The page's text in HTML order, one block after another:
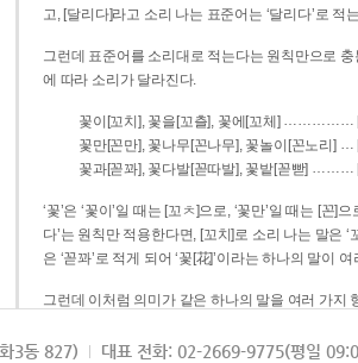
고, [달리다]라고 소리 나는 표준어는 ‘달리다’로 적
그런데 표준어를 소리대로 적는다는 원칙만으로
에 따라 소리가 달라진다.
꽃이[꼬치], 꽃을[꼬츨], 꽃에[꼬체] ……………
꽃만[꼰만], 꽃나무[꼰나무], 꽃놀이[꼰노리] …
꽃과[꼳꽈], 꽃다발[꼳따발], 꽃밭[꼳빧] ………
‘꽃’은 ‘꽃이’일 때는 [꼬ㅊ]으로, ‘꽃만’일 때는 [꼰]
다’는 원칙만 적용한다면, [꼬치]로 소리 나는 말은 ‘꼬치’로, [꼰만]으로 소리 나는 말은 ‘꼰만’으로, [꼳꽈]
은 ‘꼳꽈’로 적게 되어 ‘꽃[花]’이라는 하나의 말이
그런데 이처럼 의미가 같은 하나의 말을 여러 가지
되게 적는 것이 의미를 파악하는 데 효과적이다.
3동 827) 대표 전화: 02-2669-9775(평일